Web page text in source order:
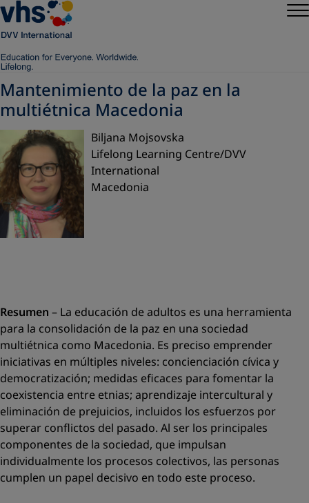
Mantenimiento de la paz en la
multiétnica Macedonia
Biljana Mojsovska
Lifelong Learning Centre/DVV
International
Macedonia
Resumen – La educación de adultos es una herramienta
para la consolidación de la paz en una sociedad
multiétnica como Macedonia. Es preciso emprender
iniciativas en múltiples niveles: concienciación cívica y
democratización; medidas eﬁcaces para fomentar la
coexistencia entre etnias; aprendizaje intercultural y
eliminación de prejuicios, incluidos los esfuerzos por
superar conﬂictos del pasado. Al ser los principales
componentes de la sociedad, que impulsan
individualmente los procesos colectivos, las personas
cumplen un papel decisivo en todo este proceso.